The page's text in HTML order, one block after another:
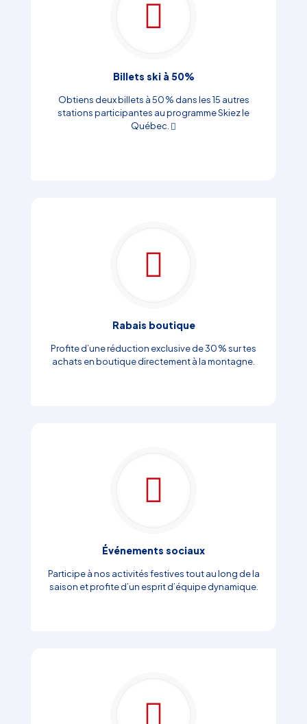
Billets ski à 50%
Obtiens deux billets à 50 % dans les 15 autres
stations participantes au programme Skiez le
Québec.
Rabais boutique
Profite d’une réduction exclusive de 30 % sur tes
achats en boutique directement à la montagne.
Événements sociaux
Participe à nos activités festives tout au long de la
saison et profite d’un esprit d’équipe dynamique.